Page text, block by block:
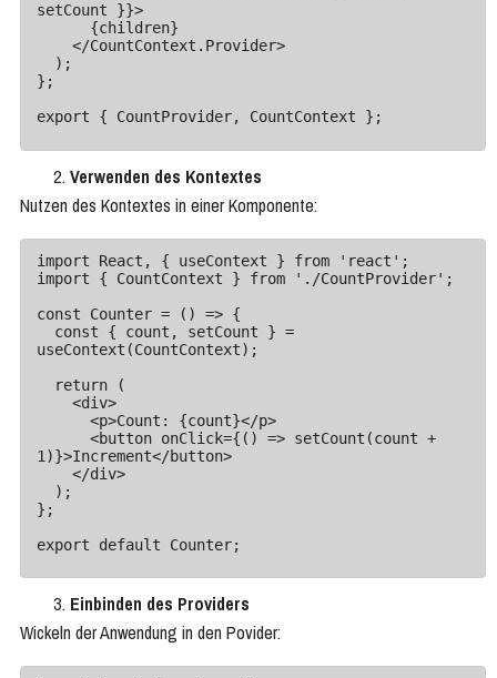
setCount }}>
};
export { CountProvider, CountContext };
Verwenden des Kontextes
Nutzen des Kontextes in einer Komponente:
import React, { useContext } from 'react';
import { CountContext } from './CountProvider';
const Counter = () => {
useContext(CountContext);
1)}>Increment</button>
};
export default Counter;
Einbinden des Providers
Wickeln der Anwendung in den Povider: